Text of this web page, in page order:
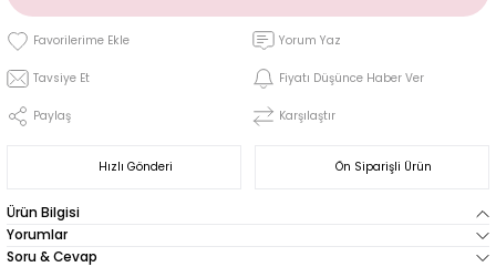
Yorum Yaz
Tavsiye Et Fiyatı Düşünce Haber Ver
Paylaş Karşılaştır
Hızlı Gönderi Ön Siparişli Ürün
Ürün Bilgisi
Yorumlar
Soru & Cevap